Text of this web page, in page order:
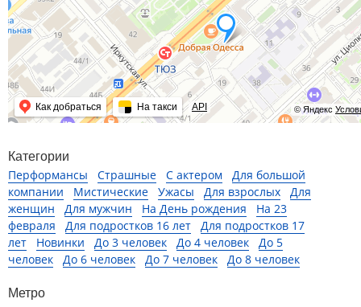
© Яндекс
Как добраться На такси API
Категории
Перформансы Страшные С актером
Для большой
компании
Мистические Ужасы Для взрослых
Для
женщин
Для мужчин На День рождения
На 23
февраля
Для подростков 16 лет
Для подростков 17
лет
Новинки До 3 человек До 4 человек
До 5
человек
До 6 человек До 7 человек До 8 человек
Метро